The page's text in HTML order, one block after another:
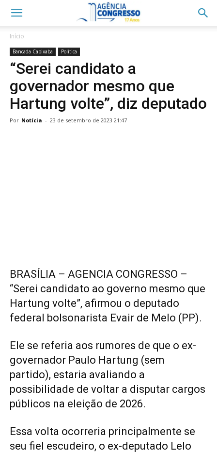
Início
Bancada Capixaba Política
“Serei candidato a
governador mesmo que
Hartung volte”, diz deputado
Por Notícia - 23 de setembro de 2023 21:47
BRASÍLIA – AGENCIA CONGRESSO –
“Serei candidato ao governo mesmo que
Hartung volte”, afirmou o deputado
federal bolsonarista Evair de Melo (PP).
Ele se referia aos rumores de que o ex-
governador Paulo Hartung (sem
partido), estaria avaliando a
possibilidade de voltar a disputar cargos
públicos na eleição de 2026.
Essa volta ocorreria principalmente se
seu fiel escudeiro, o ex-deputado Lelo